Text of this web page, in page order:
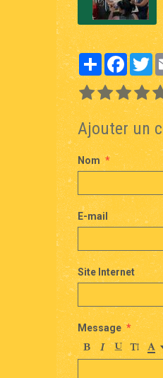
Partager
Ajouter un
Nom
E-mail
Site Internet
Message